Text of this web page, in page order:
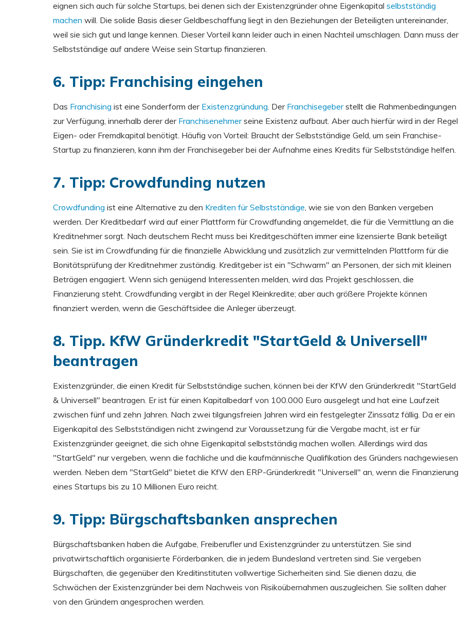
eignen sich auch für solche Startups, bei denen sich der Existenzgründer ohne Eigenkapital selbstständig
machen will. Die solide Basis dieser Geldbeschaffung liegt in den Beziehungen der Beteiligten untereinander,
weil sie sich gut und lange kennen. Dieser Vorteil kann leider auch in einen Nachteil umschlagen. Dann muss der
Selbstständige auf andere Weise sein Startup finanzieren.
6. Tipp: Franchising eingehen
Das Franchising ist eine Sonderform der Existenzgründung. Der Franchisegeberstellt die Rahmenbedingungen
zur Verfügung, innerhalb derer der Franchisenehmerseine Existenz aufbaut. Aber auch hierfür wird in der Regel
Eigen- oder Fremdkapital benötigt. Häufig von Vorteil: Braucht der Selbstständige Geld, um sein Franchise-
Startup zu finanzieren, kann ihm der Franchisegeber bei der Aufnahme eines Kredits für Selbstständige helfen.
7. Tipp: Crowdfunding nutzen
Crowdfunding ist eine Alternative zu den Krediten für Selbstständige, wie sie von den Banken vergeben
werden. Der Kreditbedarf wird auf einer Plattform für Crowdfunding angemeldet, die für die Vermittlung an die
Kreditnehmer sorgt. Nach deutschem Recht muss bei Kreditgeschäften immer eine lizensierte Bank beteiligt
sein. Sie ist im Crowdfunding für die finanzielle Abwicklung und zusätzlich zur vermittelnden Plattform für die
Bonitätsprüfung der Kreditnehmer zuständig. Kreditgeber ist ein "Schwarm" an Personen, der sich mit kleinen
Beträgen engagiert. Wenn sich genügend Interessenten melden, wird das Projekt geschlossen, die
Finanzierung steht. Crowdfunding vergibt in der Regel Kleinkredite; aber auch größere Projekte können
finanziert werden, wenn die Geschäftsidee die Anleger überzeugt.
8. Tipp. KfW Gründerkredit "StartGeld & Universell"
beantragen
Existenzgründer, die einen Kredit für Selbstständige suchen, können bei der KfW den Gründerkredit "StartGeld
& Universell" beantragen. Er ist für einen Kapitalbedarf von 100.000 Euro ausgelegt und hat eine Laufzeit
zwischen fünf und zehn Jahren. Nach zwei tilgungsfreien Jahren wird ein festgelegter Zinssatz fällig. Da er ein
Eigenkapital des Selbstständigen nicht zwingend zur Voraussetzung für die Vergabe macht, ist er für
Existenzgründer geeignet, die sich ohne Eigenkapital selbstständig machen wollen. Allerdings wird das
"StartGeld" nur vergeben, wenn die fachliche und die kaufmännische Qualifikation des Gründers nachgewiesen
werden. Neben dem "StartGeld" bietet die KfW den ERP-Gründerkredit "Universell" an, wenn die Finanzierung
eines Startups bis zu 10 Millionen Euro reicht.
9. Tipp: Bürgschaftsbanken ansprechen
Bürgschaftsbanken haben die Aufgabe, Freiberufler und Existenzgründer zu unterstützen. Sie sind
privatwirtschaftlich organisierte Förderbanken, die in jedem Bundesland vertreten sind. Sie vergeben
Bürgschaften, die gegenüber den Kreditinstituten vollwertige Sicherheiten sind. Sie dienen dazu, die
Schwächen der Existenzgründer bei dem Nachweis von Risikoübernahmen auszugleichen. Sie sollten daher
von den Gründern angesprochen werden.